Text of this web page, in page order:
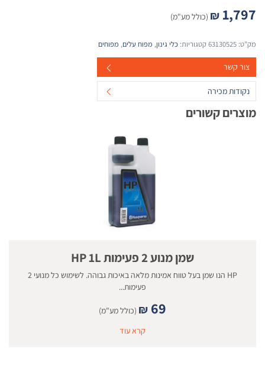
₪ 1,797 (כולל מע"מ)
מק"ט: 63130525קטגוריות: כלי גינון, מפוח עלים, מפוחים
צור קשר
נקודות מכירה
מוצרים קשורים
שמן מנוע 2 פעימות HP 1L
HP הנו שמן בעל טווח אמינות מלאה באיכות גבוהה. לשימוש כל מנועי 2
פעימות...
₪ 69
(כולל מע"מ)
קרא עוד